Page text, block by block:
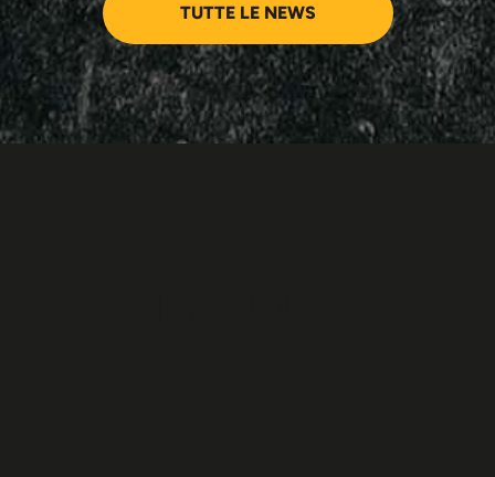
TUTTE LE NEWS